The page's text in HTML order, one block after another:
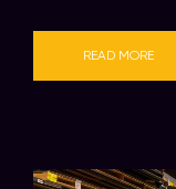
READ MORE